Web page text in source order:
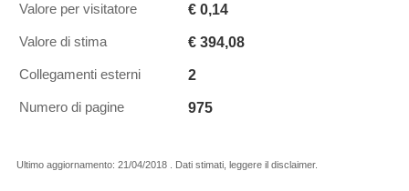
Valore per visitatore € 0,14
Valore di stima € 394,08
Collegamenti esterni 2
Numero di pagine 975
Ultimo aggiornamento: 21/04/2018 . Dati stimati, leggere il disclaimer.